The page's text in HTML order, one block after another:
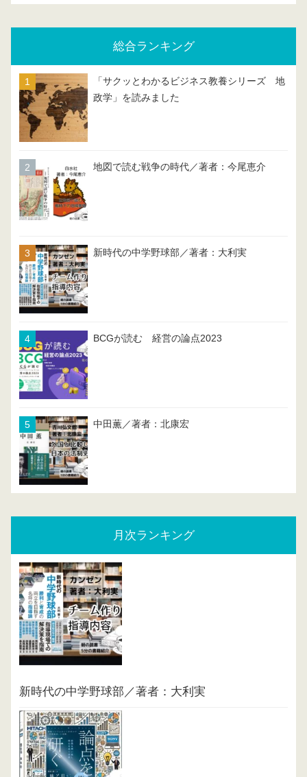
総合ランキング
「サクッとわかるビジネス教養シリーズ 地
政学」を読みました
地図で読む戦争の時代／著者：今尾恵介
新時代の中学野球部／著者：大利実
BCGが読む 経営の論点2023
中田薫／著者：北康宏
月次ランキング
新時代の中学野球部／著者：大利実